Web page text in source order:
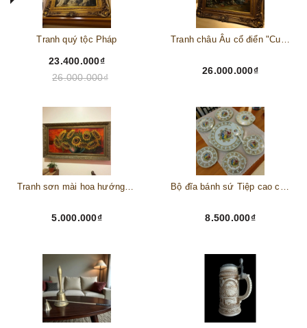
Tranh quý tộc Pháp
23.400.000₫
26.000.000₫
Tranh châu Âu cổ điển "Cuộc sống lao động"
26.000.000₫
Tranh sơn mài hoa hướng dương châu Âu
5.000.000₫
Bộ đĩa bánh sứ Tiệp cao cấp – Biểu tượng tinh tế cho bàn tiệc thượng lưu
8.500.000₫